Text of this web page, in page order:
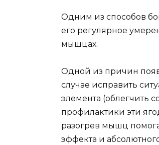
Одним из способов
его регулярное
мышцах.
Одной из причин
случае исправить
элемента (облегчить
профилактики эти
разогрев мышц
эффекта и